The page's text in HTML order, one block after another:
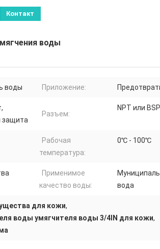
Контакт
воды
воды Приложение:
защита
Разъем:
NPT или
Рабочая
температура:
0℃ - 100℃
Применимое
качество воды:
вода
для кожи,
воды умягчителя воды 3/4IN для кожи,